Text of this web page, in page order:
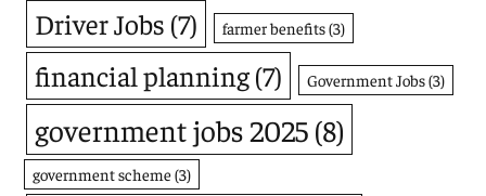
Driver Jobs (7) farmer benefits(3)
financial planning(7) Government Jobs(3)
government jobs 2025(8)
government scheme(3)